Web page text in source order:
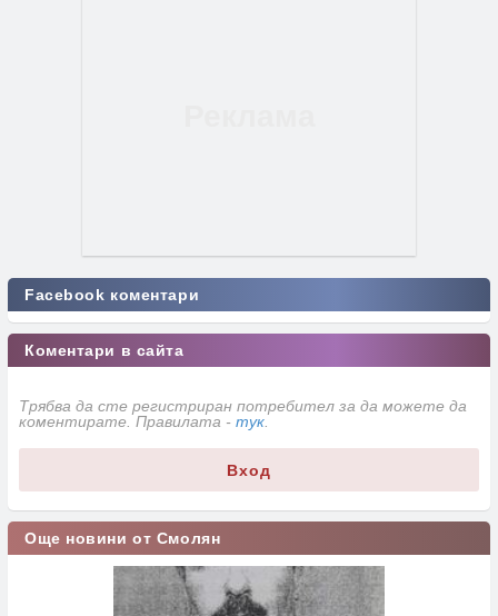
Facebook коментари
Коментари в сайта
Трябва да сте регистриран потребител за да можете да
коментирате. Правилата - тук
Вход
Още новини от Смолян